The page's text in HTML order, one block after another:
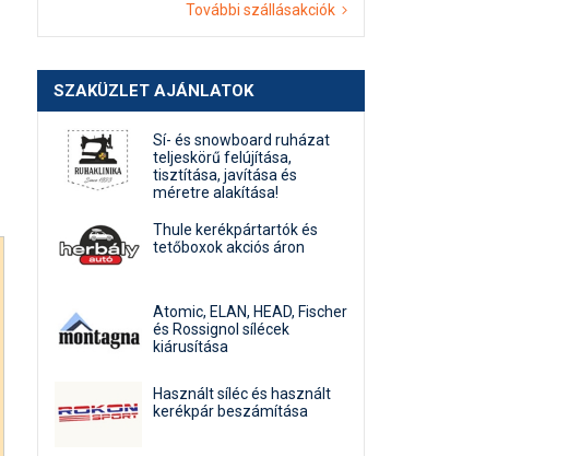
További szállásakciók
SZAKÜZLET AJÁNLATOK
Sí- és snowboard ruházat
teljeskörű felújítása,
tisztítása, javítása és
méretre alakítása!
Thule kerékpártartók és
tetőboxok akciós áron
Atomic, ELAN, HEAD, Fischer
és Rossignol sílécek
kiárusítása
Használt síléc és használt
kerékpár beszámítása